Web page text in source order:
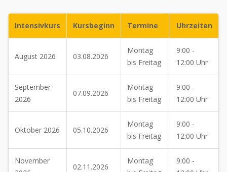
Intensivkurs Kursbeginn Termine Uhrzeiten
August 2026 03.08.2026
Montag
bis Freitag
9:00 -
12:00 Uhr
September
2026
07.09.2026
Montag
bis Freitag
9:00 -
12:00 Uhr
Oktober 2026 05.10.2026
Montag
bis Freitag
9:00 -
12:00 Uhr
November
02.11.2026
Montag
9:00 -